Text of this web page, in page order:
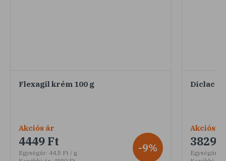
Flexagil krém 100 g
Akciós ár
4449 Ft
Egységár: 44,5 Ft / g
-9%
Diclac
Akciós ár
3829
Egységár: